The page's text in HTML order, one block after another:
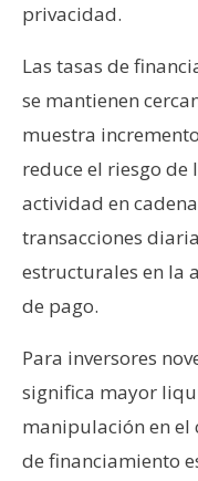
t
t
o
y
P
b
l
i
i
d
d
privacidad.
Las tasas de
se mantienen
muestra
reduce el riesgo de
actividad en
transacciones
estructurales en la
de pago.
Para inversores
significa mayor
manipulación en el
de financiamiento